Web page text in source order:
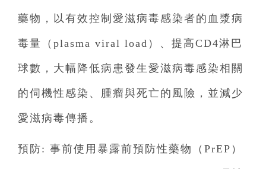
藥物，以有效控制愛滋病毒感染者的血漿病
毒量（plasma viral load）、提高CD4淋巴
球數，大幅降低病患發生愛滋病毒感染相關
的伺機性感染、腫瘤與死亡的風險，並減少
愛滋病毒傳播。
預防: 事前使用暴露前預防性藥物（PrEP）